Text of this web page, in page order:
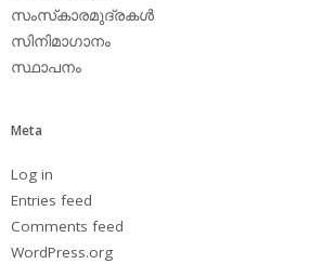
സംസ്‌കാരമുദ്രകള്‍
സിനിമാഗാനം
സ്ഥാപനം
Meta
Log in
Entries feed
Comments feed
WordPress.org